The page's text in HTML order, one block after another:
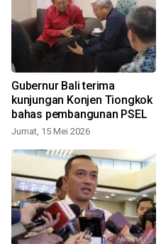
Gubernur Bali terima
kunjungan Konjen Tiongkok
bahas pembangunan PSEL
Jumat, 15 Mei 2026